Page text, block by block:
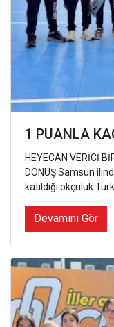
1 PUANLA
HEYECAN VERİCİ
DÖNÜŞ Samsun
katıldığı okçuluk
Devamını Gör